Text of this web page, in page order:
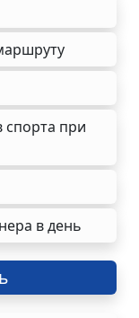
спорта при
в день